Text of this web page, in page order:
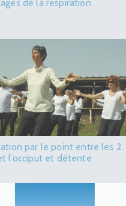
de la respiration
par le point entre les 2
l’occiput et détente